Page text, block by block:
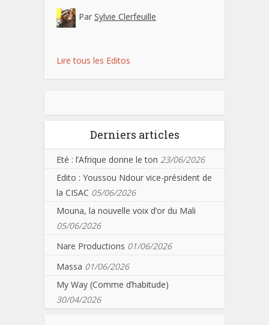
Par Sylvie Clerfeuille
Lire tous les Editos
Derniers articles
Eté : l’Afrique donne le ton 23/06/2026
Edito : Youssou Ndour vice-président de
la CISAC 05/06/2026
Mouna, la nouvelle voix d’or du Mali
05/06/2026
Nare Productions 01/06/2026
Massa 01/06/2026
My Way (Comme d’habitude)
30/04/2026